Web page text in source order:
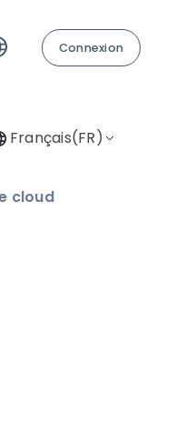
Connexion
Français(FR)
cloud